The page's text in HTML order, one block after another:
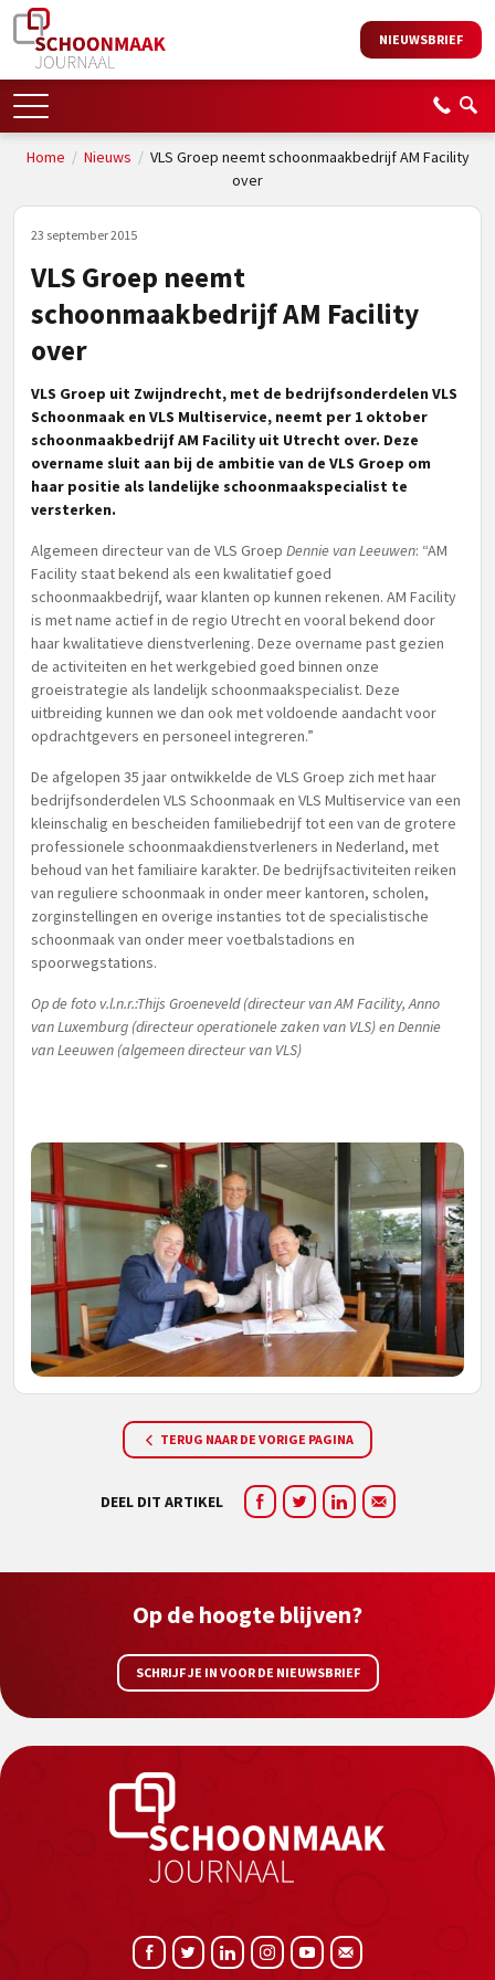
NIEUWSBRIEF
Home / Nieuws / VLS Groep neemt schoonmaakbedrijf AM Facility
over
23 september 2015
VLS Groep neemt
schoonmaakbedrijf AM Facility
over
VLS Groep uit Zwijndrecht, met de bedrijfsonderdelen VLS
Schoonmaak en VLS Multiservice, neemt per 1 oktober
schoonmaakbedrijf AM Facility uit Utrecht over. Deze
overname sluit aan bij de ambitie van de VLS Groep om
haar positie als landelijke schoonmaakspecialist te
versterken.
Algemeen directeur van de VLS Groep Dennie van Leeuwen: “AM
Facility staat bekend als een kwalitatief goed
schoonmaakbedrijf, waar klanten op kunnen rekenen. AM Facility
is met name actief in de regio Utrecht en vooral bekend door
haar kwalitatieve dienstverlening. Deze overname past gezien
de activiteiten en het werkgebied goed binnen onze
groeistrategie als landelijk schoonmaakspecialist. Deze
uitbreiding kunnen we dan ook met voldoende aandacht voor
opdrachtgevers en personeel integreren.”
De afgelopen 35 jaar ontwikkelde de VLS Groep zich met haar
bedrijfsonderdelen VLS Schoonmaak en VLS Multiservice van een
kleinschalig en bescheiden familiebedrijf tot een van de grotere
professionele schoonmaakdienstverleners in Nederland, met
behoud van het familiaire karakter. De bedrijfsactiviteiten reiken
van reguliere schoonmaak in onder meer kantoren, scholen,
zorginstellingen en overige instanties tot de specialistische
schoonmaak van onder meer voetbalstadions en
spoorwegstations.
Op de foto v.l.n.r.:Thijs Groeneveld (directeur van AM Facility, Anno
van Luxemburg (directeur operationele zaken van VLS) en Dennie
van Leeuwen (algemeen directeur van VLS)
TERUG NAAR DE VORIGE PAGINA
DEEL DIT ARTIKEL
Op de hoogte blijven?
SCHRIJF JE IN VOOR DE NIEUWSBRIEF